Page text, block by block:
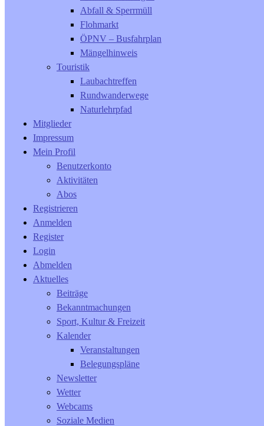
Abfall & Sperrmüll
Flohmarkt
ÖPNV – Busfahrplan
Mängelhinweis
Touristik
Laubachtreffen
Rundwanderwege
Naturlehrpfad
Mitglieder
Impressum
Mein Profil
Benutzerkonto
Aktivitäten
Abos
Registrieren
Anmelden
Register
Login
Abmelden
Aktuelles
Beiträge
Bekanntmachungen
Sport, Kultur & Freizeit
Kalender
Veranstaltungen
Belegungspläne
Newsletter
Wetter
Webcams
Soziale Medien